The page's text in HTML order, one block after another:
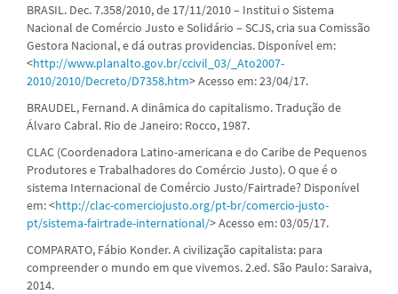
BRASIL. Dec. 7.358/2010, de 17/11/2010 – Institui o Sistema
Nacional de Comércio Justo e Solidário – SCJS, cria sua Comissão
Gestora Nacional, e dá outras providencias. Disponível em:
<http://www.planalto.gov.br/ccivil_03/_Ato2007-
2010/2010/Decreto/D7358.htm> Acesso em: 23/04/17.
BRAUDEL, Fernand. A dinâmica do capitalismo. Tradução de
Álvaro Cabral. Rio de Janeiro: Rocco, 1987.
CLAC (Coordenadora Latino-americana e do Caribe de Pequenos
Produtores e Trabalhadores do Comércio Justo). O que é o
sistema Internacional de Comércio Justo/Fairtrade? Disponível
em: <http://clac-comerciojusto.org/pt-br/comercio-justo-
pt/sistema-fairtrade-international/> Acesso em: 03/05/17.
COMPARATO, Fábio Konder. A civilização capitalista: para
compreender o mundo em que vivemos. 2.ed. São Paulo: Saraiva,
2014.